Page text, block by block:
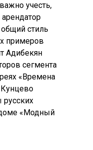
учесть,
стиль
примеров
Адибекян
сегмента
«Времена
русских
«Модный